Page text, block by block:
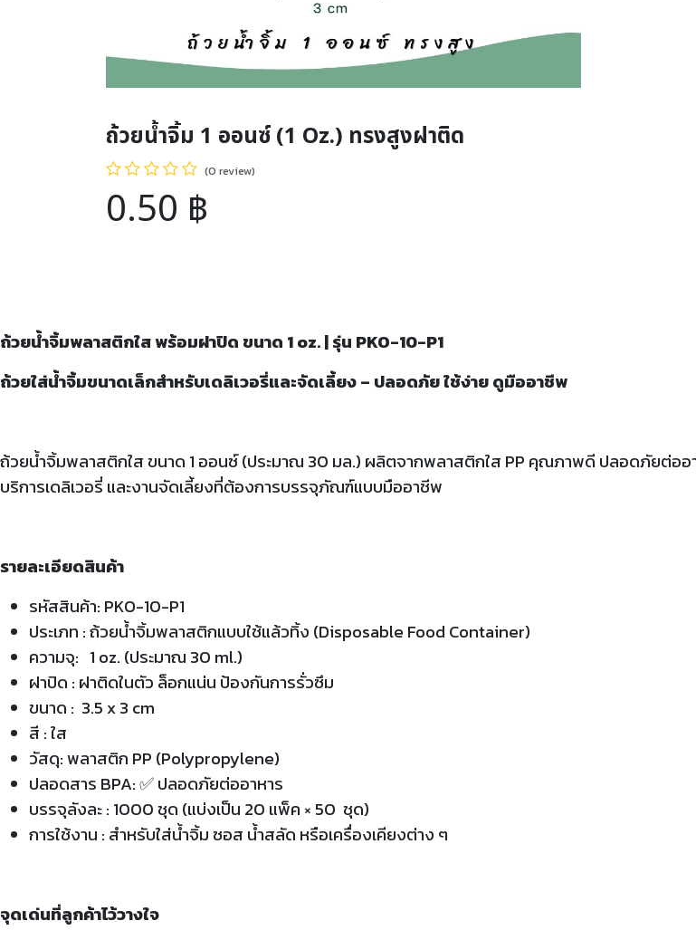
ถ้วยน้ำจิ้ม 1 ออนซ์ (1 Oz.) ทรงสูงฝาติด
(0 review)
0.50 ฿
ถ้วยน้ำจิ้มพลาสติกใส พร้อมฝาปิด ขนาด 1 oz. | รุ่น PKO-10-P1
ถ้วยใส่น้ำจิ้มขนาดเล็กสำหรับเดลิเวอรี่และจัดเลี้ยง – ปลอดภัย ใช้ง่าย ดูมืออาชีพ
ถ้วยน้ำจิ้มพลาสติกใส ขนาด 1 ออนซ์ (ประมาณ 30 มล.) ผลิตจากพลาสติกใส PP คุณภาพดี ปลอดภัยต่ออ
บริการเดลิเวอรี่ และงานจัดเลี้ยงที่ต้องการบรรจุภัณฑ์แบบมืออาชีพ
รายละเอียดสินค้า
รหัสสินค้า: PKO-10-P1
ประเภท : ถ้วยน้ำจิ้มพลาสติกแบบใช้แล้วทิ้ง (Disposable Food Container)
ความจุ: 1 oz. (ประมาณ 30 ml.)
ฝาปิด : ฝาติดในตัว ล็อกแน่น ป้องกันการรั่วซึม
ขนาด : 3.5 x 3 cm
สี : ใส
วัสดุ: พลาสติก PP (Polypropylene)
ปลอดสาร BPA: ✅ปลอดภัยต่ออาหาร
บรรจุลังละ : 1000 ชุด (แบ่งเป็น 20 แพ็ค × 50 ชุด)
การใช้งาน : สำหรับใส่น้ำจิ้ม ซอส น้ำสลัด หรือเครื่องเคียงต่าง ๆ
จุดเด่นที่ลูกค้าไว้วางใจ